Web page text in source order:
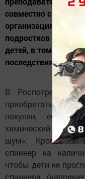
совместно с
организациями в
подростков изучит
детей, в том числе
последствия», -
В
приобретать
покупки, если у
химический
шум». Кроме
спиннер на
чтобы дети не
спиннера